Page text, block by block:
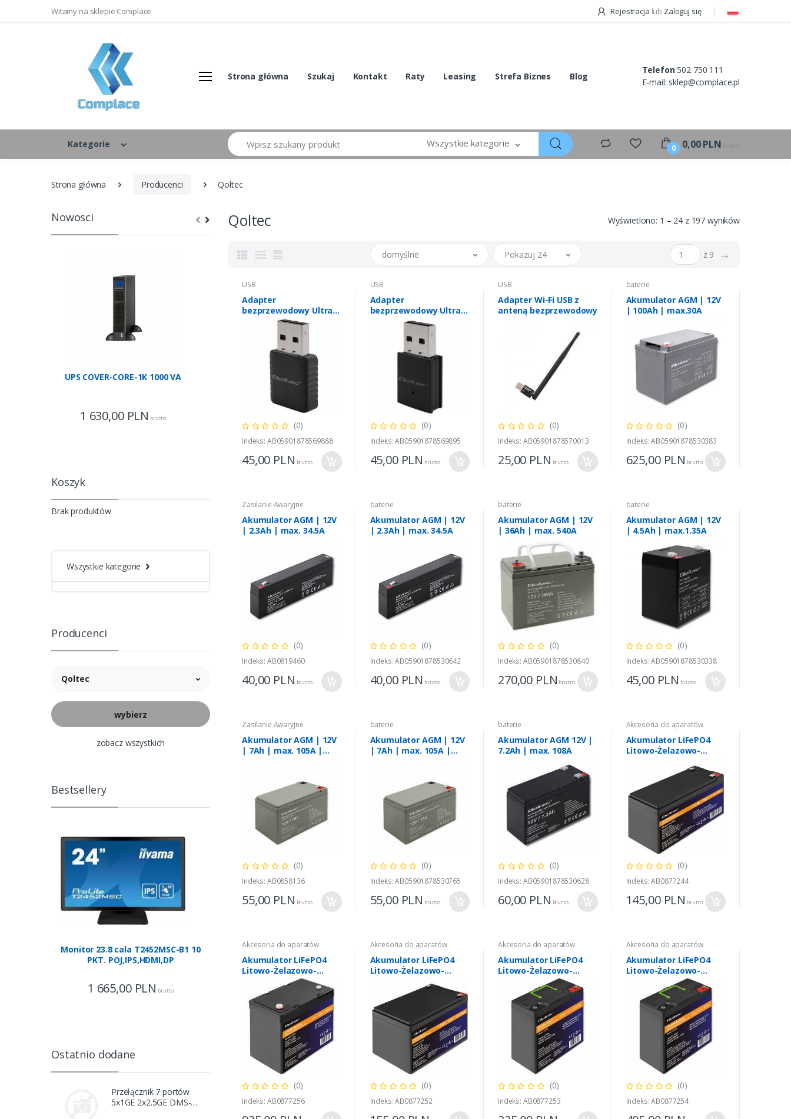
Witamy na sklepie Complace Rejestracja lub Zaloguj się
Strona główna Szukaj Kontakt Raty Leasing Strefa Biznes Blog
Telefon 502 750 111
E-mail: sklep@complace.pl
Kategorie
Szukaj Wszystkie kategorie 0 0,00PLN
Strona główna Producenci Qoltec
Nowosci
UPS COVER-CORE-1K 1000 VA
1 630,00 PLN brutto
UPS COVER tower 1kVA / 900W
BASIC 1K
PLN
Koszyk
Brak produktów
Wszystkie kategorie
Producenci
Qoltec
zobacz wszystkich
Bestsellery
Monitor 23.8 cala T2452MSC-B1 10
PKT. POJ,IPS,HDMI,DP
1 665,00 PLN brutto
Ostatnio dodane
Przełącznik 7 portów
5x1GE 2x2.5GE DMS-
Qoltec Wyświetlono: 1 – 24 z 197 wyników
domyślne Pokazuj 24 z 9 →
USB
Adapter
bezprzewodowy Ultra
szybki DUAL mini WiFi 2
x 2dBi Standard AC |
1300Mbps
(0)
Indeks: AB05901878569888
45,00 PLN brutto
USB
Adapter
bezprzewodowy Ultra
szybki mini WiFi
Standard AC | BT
4.0USB | 600Mbps
(0)
Indeks: AB05901878569895
45,00 PLN brutto
USB
Adapter Wi-Fi USB z
anteną bezprzewodowy
(0)
Indeks: AB05901878570013
25,00 PLN brutto
baterie
Akumulator AGM | 12V
| 100Ah | max.30A
(0)
Indeks: AB05901878530383
625,00 PLN brutto
Zasilanie Awaryjne
Akumulator AGM | 12V
| 2.3Ah | max. 34.5A
(0)
Indeks: AB0819460
40,00 PLN brutto
baterie
Akumulator AGM | 12V
| 2.3Ah | max. 34.5A
(0)
Indeks: AB05901878530642
40,00 PLN brutto
baterie
Akumulator AGM | 12V
| 36Ah | max. 540A
(0)
Indeks: AB05901878530840
270,00 PLN brutto
baterie
Akumulator AGM | 12V
| 4.5Ah | max.1.35A
(0)
Indeks: AB05901878530338
45,00 PLN brutto
Zasilanie Awaryjne
Akumulator AGM | 12V
| 7Ah | max. 105A |
(0)
Indeks: AB0858136
55,00 PLN brutto
baterie
Akumulator AGM | 12V
| 7Ah | max. 105A |
(0)
Indeks: AB05901878530765
55,00 PLN brutto
baterie
Akumulator AGM 12V |
7.2Ah | max. 108A
(0)
Indeks: AB05901878530628
60,00 PLN brutto
Akcesoria do aparatów
Akumulator LiFePO4
Litowo-Żelazowo-
| 115.2Wh | BMS
(0)
Indeks: AB0877244
145,00 PLN brutto
Akcesoria do aparatów
Akumulator LiFePO4
Litowo-Żelazowo-
Fosforanowy | 12.8V "
100Ah | 1280Wh | BMS
(0)
Indeks: AB0877256
Akcesoria do aparatów
Akumulator LiFePO4
Litowo-Żelazowo-
Fosforanowy | 12.8V |
12Ah | 153.6Wh | BMS
(0)
Indeks: AB0877252
Akcesoria do aparatów
Akumulator LiFePO4
Litowo-Żelazowo-
Fosforanowy | 12.8V |
24Ah | 307.2Wh | BMS
(0)
Indeks: AB0877253
Akcesoria do aparatów
Akumulator LiFePO4
Litowo-Żelazowo-
Fosforanowy | 12.8V |
30Ah | 384Wh | BMS
(0)
Indeks: AB0877254